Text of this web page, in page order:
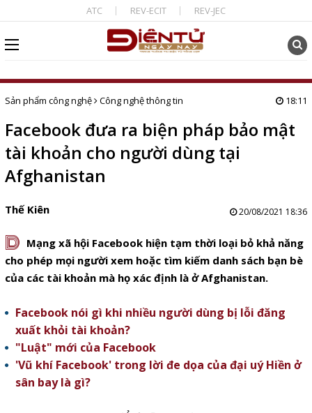
ATC REV-ECIT REV-JEC
Sản phẩm công nghệ Công nghệ thông tin 18:11
Facebook đưa ra biện pháp bảo mật
tài khoản cho người dùng tại
Afghanistan
Thế Kiên 20/08/2021 18:36
D Mạng xã hội Facebook hiện tạm thời loại bỏ khả năng
cho phép mọi người xem hoặc tìm kiếm danh sách bạn bè
của các tài khoản mà họ xác định là ở Afghanistan.
Facebook nói gì khi nhiều người dùng bị lỗi đăng
xuất khỏi tài khoản?
"Luật" mới của Facebook
'Vũ khí Facebook' trong lời đe dọa của đại uý Hiền ở
sân bay là gì?